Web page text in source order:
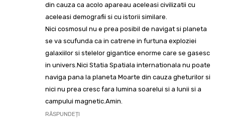
din cauza ca acolo apareau aceleasi civilizatii cu
aceleasi demografii si cu istorii similare.
Nici cosmosul nu e prea posibil de navigat si planeta
se va scufunda ca in catrene in furtuna exploziei
galaxiilor si stelelor gigantice enorme care se gasesc
in univers.Nici Statia Spatiala internationala nu poate
naviga pana la planeta Moarte din cauza gheturilor si
nici nu prea cresc fara lumina soarelui si a lunii si a
campului magnetic.Amin.
RĂSPUNDEȚI